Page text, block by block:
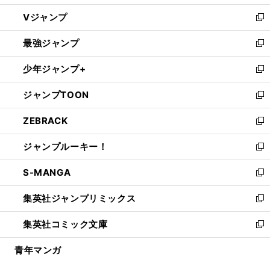
ウ
ィ
ン
ド
ウ
で
開
く
し
い
ウ
ィ
ン
ド
ウ
で
開
く
Vジャンプ
新
し
い
ウ
ィ
ン
ド
ウ
で
開
く
最強ジャンプ
新
し
い
ウ
ィ
ン
ド
ウ
で
開
く
少年ジャンプ+
新
し
い
ウ
ィ
ン
ド
ウ
で
開
く
ジャンプTOON
新
し
い
ウ
ィ
ン
ド
ウ
で
開
く
ZEBRACK
新
し
い
ウ
ィ
ン
ド
ウ
で
開
ジャンプルーキー！
新
し
い
ウ
ィ
ン
ド
ウ
S-MANGA
新
し
い
ウ
ィ
ン
集英社ジャンプリミックス
新
し
い
ウ
集英社コミック文庫
新
し
青年マンガ